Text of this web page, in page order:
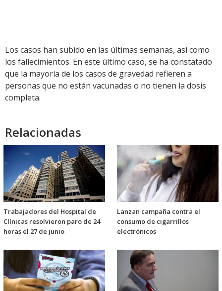
Los casos han subido en las últimas semanas, así como
los fallecimientos. En este último caso, se ha constatado
que la mayoría de los casos de gravedad refieren a
personas que no están vacunadas o no tienen la dosis
completa.
Relacionadas
Trabajadores del Hospital de
Clínicas resolvieron paro de 24
horas el 27 de junio
Lanzan campaña contra el
consumo de cigarrillos
electrónicos